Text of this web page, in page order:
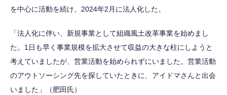
を中心に活動を続け、2024年2月に法人化した。
「法人化に伴い、新規事業として組織風土改革事業を始めまし
た。1日も早く事業規模を拡大させて収益の大きな柱にしようと
考えていましたが、営業活動を始められずにいました。営業活動
のアウトソーシング先を探していたときに、アイドマさんと出会
いました」（肥田氏）